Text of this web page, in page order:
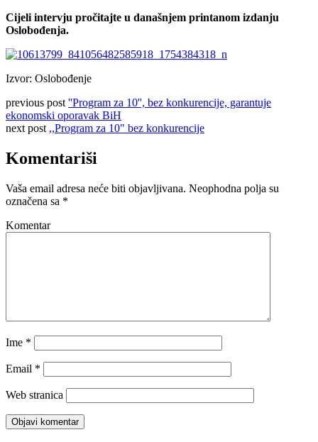
Cijeli intervju pročitajte u današnjem printanom izdanju
Oslobođenja.
Izvor: Oslobođenje
previous post ''Program za 10'', bez konkurencije, garantuje
ekonomski oporavak BiH
next post ,,Program za 10" bez konkurencije
Komentariši
Vaša email adresa neće biti objavljivana. Neophodna polja su
označena sa *
Komentar
Ime *
Email *
Web stranica